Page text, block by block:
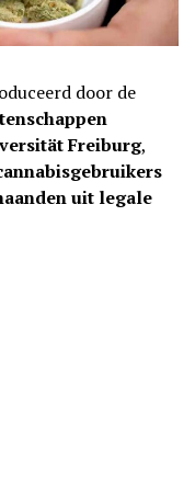
door de
Freiburg,
uit legale